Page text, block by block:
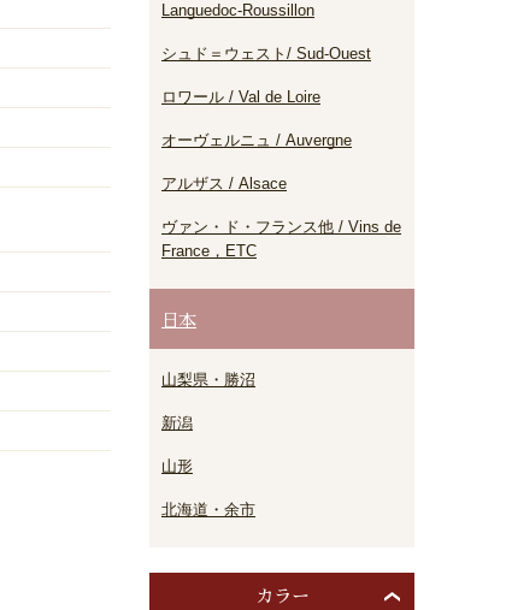
Languedoc-Roussillon
シュド＝ウェスト/ Sud-Ouest
ロワール / Val de Loire
オーヴェルニュ / Auvergne
アルザス / Alsace
ヴァン・ド・フランス他 / Vins de
France，ETC
日本
山梨県・勝沼
新潟
山形
北海道・余市
カラー